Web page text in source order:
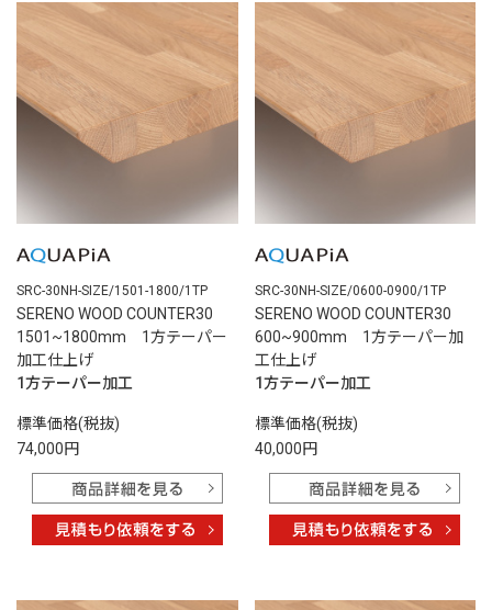
SRC-30NH-SIZE/1501-1800/1TP
SERENO WOOD COUNTER30
1501~1800mm 1方テーパー
加工仕上げ
1方テーパー加工
標準価格(税抜)
74,000円
SRC-30NH-SIZE/0600-0900/1TP
SERENO WOOD COUNTER30
600~900mm 1方テーパー加
工仕上げ
1方テーパー加工
標準価格(税抜)
40,000円